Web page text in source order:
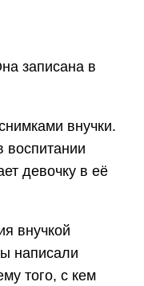
записана в
внучки.
воспитании
девочку в её
внучкой
написали
того, с кем